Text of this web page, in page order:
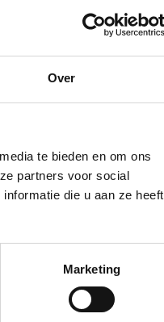
Over
te bieden en om ons
partners voor social
die u aan ze heeft
Marketing